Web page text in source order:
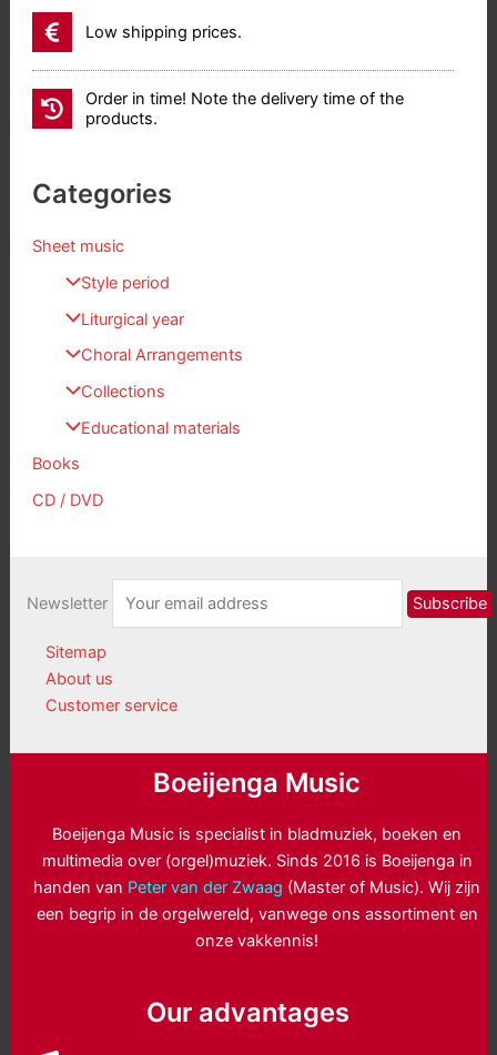
Low shipping prices.
Order in time! Note the delivery time of the
products.
Categories
Sheet music
Style period
Liturgical year
Choral Arrangements
Collections
Educational materials
Books
CD / DVD
Newsletter
Sitemap
About us
Customer service
Boeijenga Music
Boeijenga Music is specialist in bladmuziek, boeken en
multimedia over (orgel)muziek. Sinds 2016 is Boeijenga in
handen van Peter van der Zwaag (Master of Music). Wij zijn
een begrip in de orgelwereld, vanwege ons assortiment en
onze vakkennis!
Our advantages